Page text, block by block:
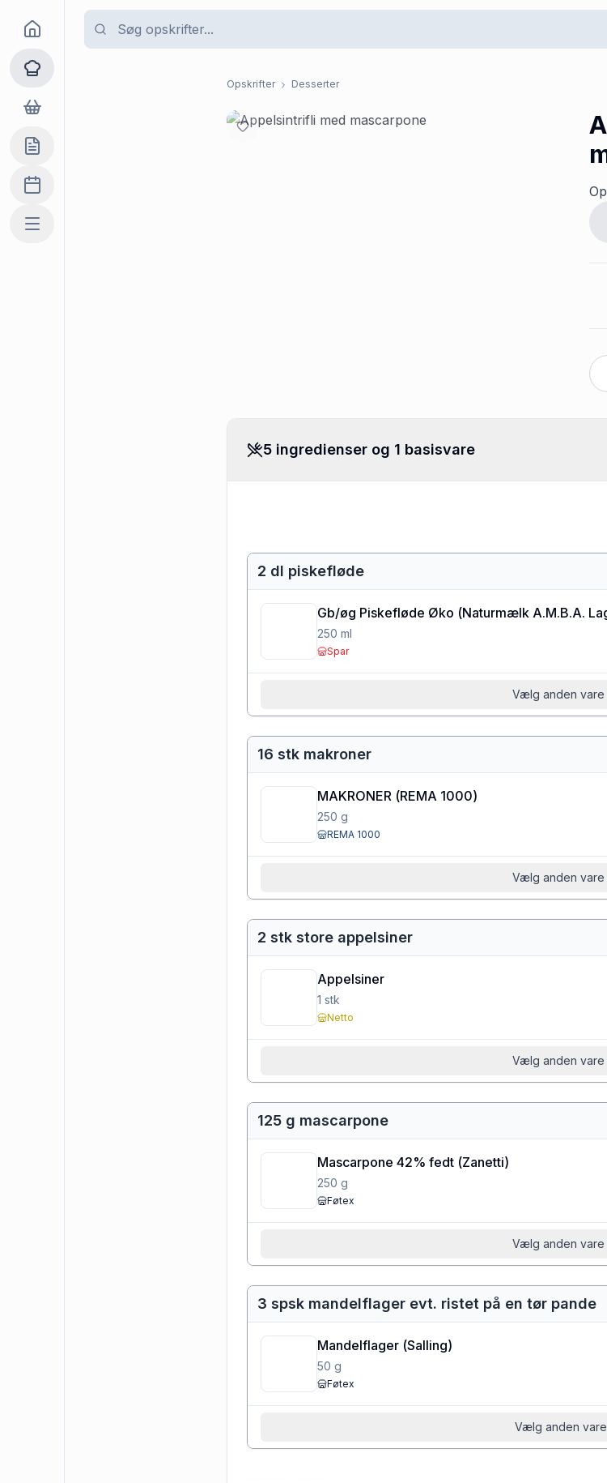
Goma
Opskrifter
Dagligvarer
Indkøbslisten
Madplan
Mere
Opskrifter Desserter
5 ingredienser og 1 basisvare
2 dl piskefløde
Gb/øg Piskefløde Øko ( Naturmælk
250 ml
Spar
Vælg anden vare
16 stk makroner
MAKRONER (REMA 1000)
250 g
REMA 1000
Vælg anden vare
2 stk store appelsiner
Appelsiner
1 stk
Netto
Vælg anden vare
125 g mascarpone
Mascarpone 42% fedt (Zanetti)
250 g
Føtex
Vælg anden vare
3 spsk mandelflager evt. ristet på en tør pande
Mandelflager (Salling)
50 g
Føtex
Vælg anden